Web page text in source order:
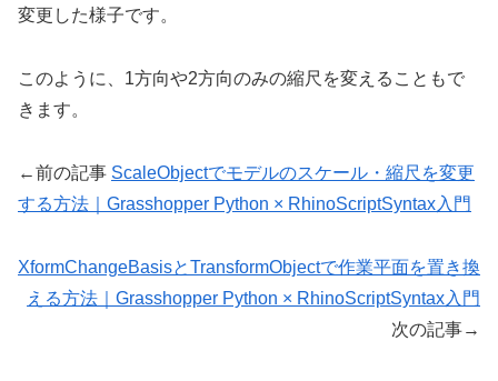
変更した様子です。
このように、1方向や2方向のみの縮尺を変えることもで
きます。
←前の記事 ScaleObjectでモデルのスケール・縮尺を変更
する方法｜Grasshopper Python × RhinoScriptSyntax入門
XformChangeBasisとTransformObjectで作業平面を置き換
える方法｜Grasshopper Python × RhinoScriptSyntax入門
次の記事→